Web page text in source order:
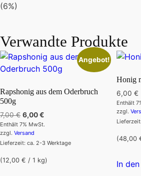
(6%)
Verwandte Produkte
Angebot!
Rapshonig aus dem Oderbruch
500g
7,00€ Ursprünglicher
Preis
war:
7,00 €
6,00€Aktueller
Preis
6,00 €.
Enthält 7% MwSt.
zzgl. Versand
Lieferzeit: ca. 2-3 Werktage
(12,00 € / 1 kg)
Honig
6,00 €
Enthält
zzgl.
(48,00
In